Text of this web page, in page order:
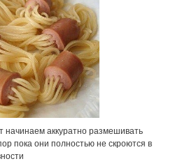
начинаем аккуратно размешивать
пока они полностью не скроются в